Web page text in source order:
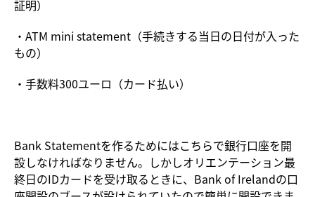
証明）
・ATM mini statement（手続きする当日の日付が入った
もの）
・手数料300ユーロ（カード払い）
Bank Statementを作るためにはこちらで銀行口座を開
設しなければなりません。しかしオリエンテーション最
終日のIDカードを受け取るときに、Bank of Irelandの口